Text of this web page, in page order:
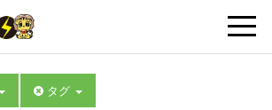
t
タグ